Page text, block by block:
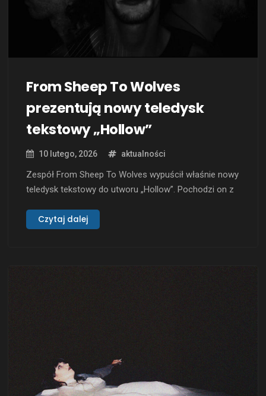
From Sheep To Wolves
prezentują nowy teledysk
tekstowy „Hollow”
10 lutego, 2026 aktualności
Zespół From Sheep To Wolves wypuścił właśnie nowy
teledysk tekstowy do utworu „Hollow”. Pochodzi on z
27 lutego 2026 roku. Utwór „Hollow” stanowi
„Hollow” to połączenie ciężkich riffów i precyzyjnej
Czytaj dalej